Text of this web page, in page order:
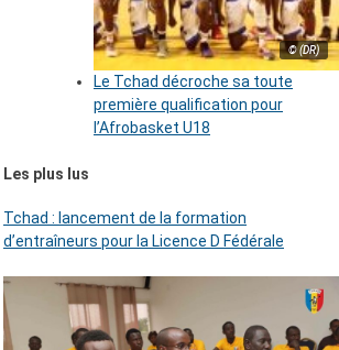
© (DR)
Le Tchad décroche sa toute
première qualification pour
l’Afrobasket U18
Les plus lus
Tchad : lancement de la formation
d’entraîneurs pour la Licence D Fédérale